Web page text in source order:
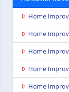
Home
Home
Home
Home
Home